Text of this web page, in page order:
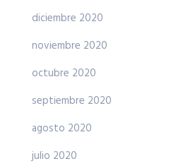
diciembre 2020
noviembre 2020
octubre 2020
septiembre 2020
agosto 2020
julio 2020